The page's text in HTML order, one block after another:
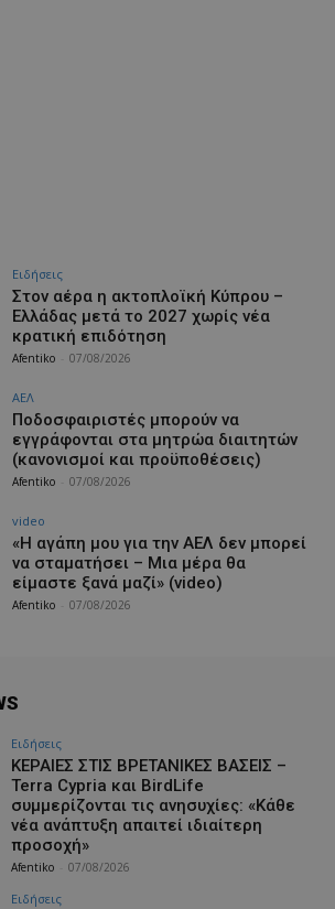
Ειδήσεις
Στον αέρα η ακτοπλοϊκή Κύπρου –
Ελλάδας μετά το 2027 χωρίς νέα
κρατική επιδότηση
Afentiko 07/08/2026
ΑΕΛ
Ποδοσφαιριστές μπορούν να
εγγράφονται στα μητρώα διαιτητών
(κανονισμοί και προϋποθέσεις)
Afentiko 07/08/2026
video
«Η αγάπη μου για την ΑΕΛ δεν μπορεί
να σταματήσει – Μια μέρα θα
είμαστε ξανά μαζί» (video)
Afentiko 07/08/2026
Ειδήσεις
ΚΕΡΑΙΕΣ ΣΤΙΣ ΒΡΕΤΑΝΙΚΕΣ ΒΑΣΕΙΣ –
Terra Cypria και BirdLife
συμμερίζονται τις ανησυχίες: «Κάθε
νέα ανάπτυξη απαιτεί ιδιαίτερη
προσοχή»
Afentiko 07/08/2026
Ειδήσεις